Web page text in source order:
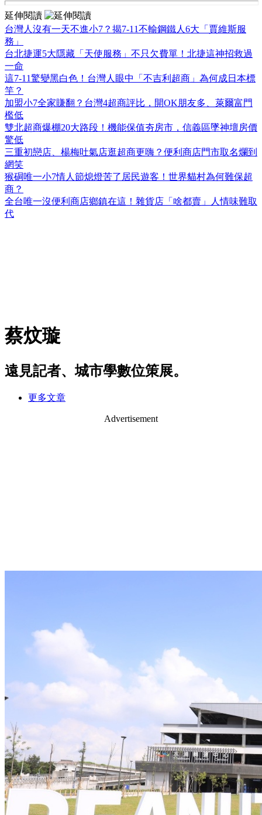
延伸閱讀
台灣人沒有一天不進小7？揭7-11不輸鋼鐵人6大「賈維斯服
務」
台北捷運5大隱藏「天使服務」不只欠費單！北捷這神招救過
一命
這7-11驚變黑白色！台灣人眼中「不吉利超商」為何成日本標
竿？
加盟小7全家賺翻？台灣4超商評比，開OK朋友多、萊爾富門
檻低
雙北超商爆棚20大路段！機能保值夯房市，信義區墜神壇房價
驚低
三重初戀店、楊梅吐氣店逛超商更嗨？便利商店門市取名爛到
網笑
猴硐唯一小7情人節熄燈苦了居民遊客！世界貓村為何難保超
商？
全台唯一沒便利商店鄉鎮在這！雜貨店「啥都賣」人情味難取
代
蔡炆璇
遠見記者、城市學數位策展。
更多文章
Advertisement